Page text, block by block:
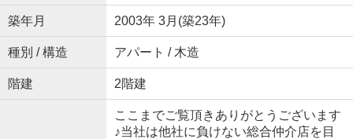
築年月 2003年 3月(築23年)
種別 / 構造 アパート / 木造
階建 2階建
ここまでご覧頂きありがとうございます
♪当社は他社に負けない総合仲介店を目